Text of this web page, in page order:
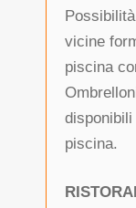
vicine
piscina
piscina.